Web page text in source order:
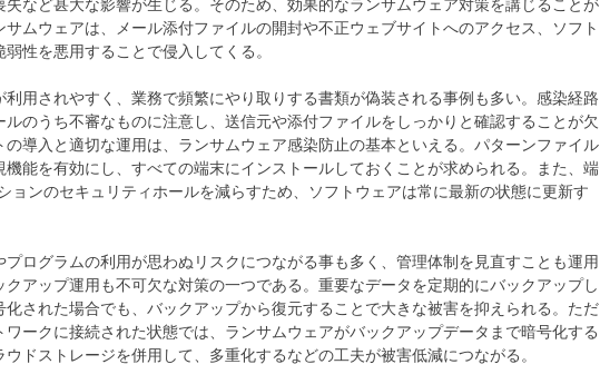
ムウェアは、メール添付ファイルの開封や不正ウェブサイトへのアクセス、ソフト
性を悪用することで侵入してくる。
用されやすく、業務で頻繁にやり取りする書類が偽装される事例も多い。感染経路
のうち不審なものに注意し、送信元や添付ファイルをしっかりと確認することが欠
導入と適切な運用は、ランサムウェア感染防止の基本といえる。パターンファイル
能を有効にし、すべての端末にインストールしておくことが求められる。また、端
ョンのセキュリティホールを減らすため、ソフトウェアは常に最新の状態に更新す
ログラムの利用が思わぬリスクにつながる事も多く、管理体制を見直すことも運用
アップ運用も不可欠な対策の一つである。重要なデータを定期的にバックアップし
された場合でも、バックアップから復元することで大きな被害を抑えられる。ただ
ークに接続された状態では、ランサムウェアがバックアップデータまで暗号化する
ドストレージを併用して、多重化するなどの工夫が被害低減につながる。